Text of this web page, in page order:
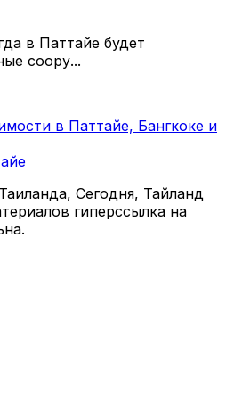
в Паттайе будет
соору...
в Паттайе, Бангкоке и
Сегодня, Тайланд
гиперссылка на